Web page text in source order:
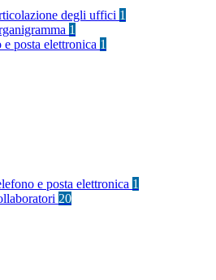
degli uffici 1
1
e posta elettronica 1
e posta elettronica 1
20